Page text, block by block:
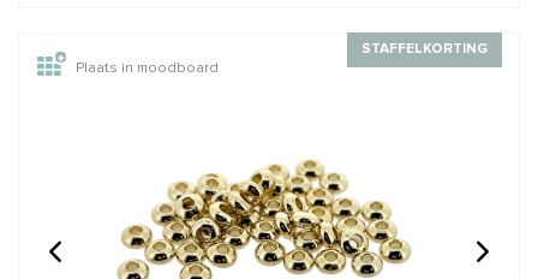
50 Stuks Premium gold
plated kraal ca. 4mm
Klik voor staffelkorting
Agaat hanger silver
plated N⁰ 3 ca.
51x17x5mm
STAFFELKORTING
Plaats in moodboard